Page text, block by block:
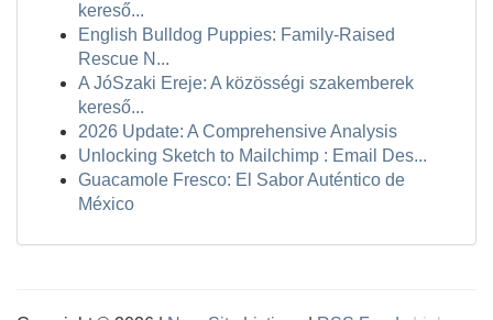
kereső...
English Bulldog Puppies: Family-Raised
Rescue N...
A JóSzaki Ereje: A közösségi szakemberek
kereső...
2026 Update: A Comprehensive Analysis
Unlocking Sketch to Mailchimp : Email Des...
Guacamole Fresco: El Sabor Auténtico de
México